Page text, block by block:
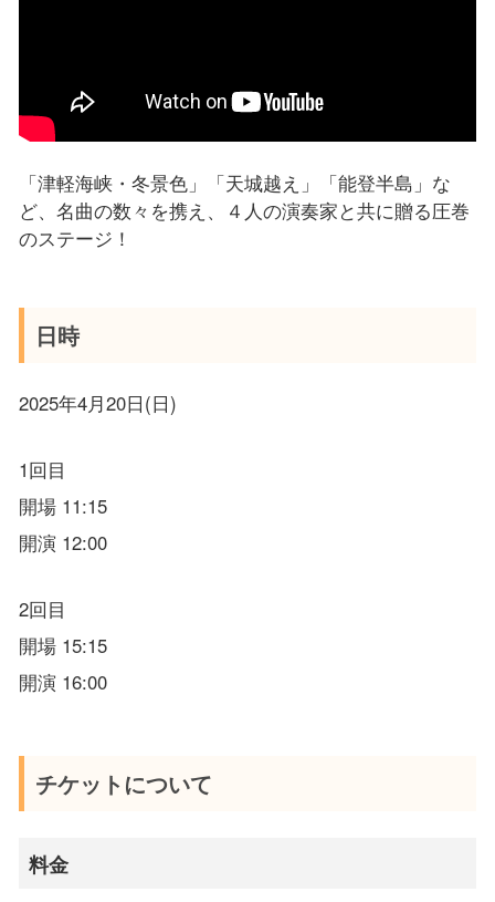
「津軽海峡・冬景色」「天城越え」「能登半島」な
ど、名曲の数々を携え、４人の演奏家と共に贈る圧巻
のステージ！
日時
2025年4月20日(日)
1回目
開場 11:15
開演 12:00
2回目
開場 15:15
開演 16:00
チケットについて
料金